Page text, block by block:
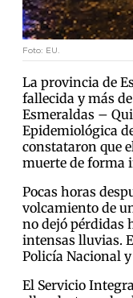
Foto: EU.
La provincia de
fallecida y más
Esmeraldas –
Epidemiológica
constataron que
muerte de forma
Pocas horas
volcamiento de
no dejó pérdidas
intensas lluvias.
Policía Nacional
El Servicio